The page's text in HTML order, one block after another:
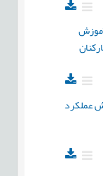
عملکرد